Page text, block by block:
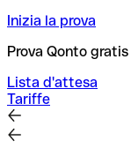
Inizia la prova
Prova Qonto
Lista d'attesa
Tariffe